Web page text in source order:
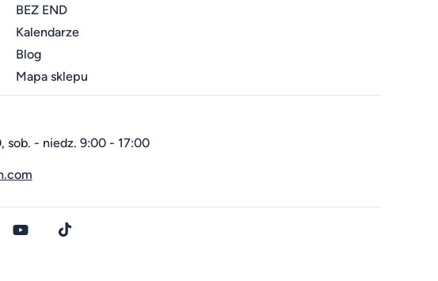
BEZ END
Kalendarze
Blog
Mapa sklepu
sob. - niedz. 9:00 - 17:00